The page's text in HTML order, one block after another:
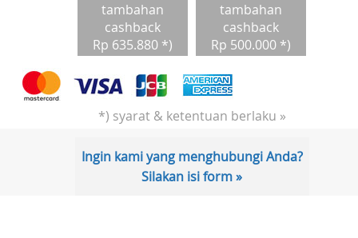
tambahan
cashback
Rp 635.880 *)
tambahan
cashback
Rp 500.000 *)
*) syarat & ketentuan berlaku »
Ingin kami yang menghubungi Anda?
Silakan isi form »